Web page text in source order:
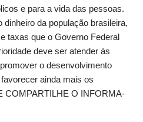
e para a vida das pessoas.
dinheiro da população brasileira,
taxas que o Governo Federal
deve ser atender às
o desenvolvimento
ainda mais os
COMPARTILHE O INFORMA-